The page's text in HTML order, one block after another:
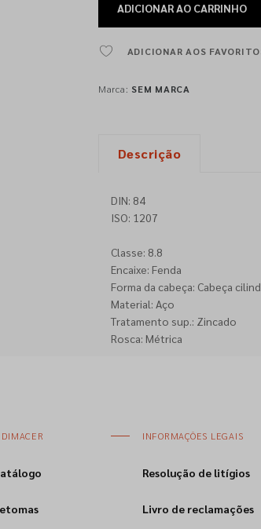
ADICIONARAO CARRINHO
ADICIONAR AOS
Marca: SEM MARCA
Descrição
DIN: 84
ISO: 1207
Classe: 8.8
Encaixe: Fenda
Forma da cabeça: Cabeça
Material: Aço
Tratamento sup.: Zincado
Rosca: Métrica
INFORMAÇÕES LEGAIS
Resolução de litígios
Livro de reclamações